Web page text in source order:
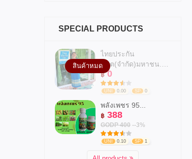
SPECIAL PRODUCTS
สินค้าหมด
ไทยประกัน
฿ 0
UNI 0.00 SP 0
พลังเพชร 95...
฿ 388
GODP 400 --3%
UNI 0.10 SP 1